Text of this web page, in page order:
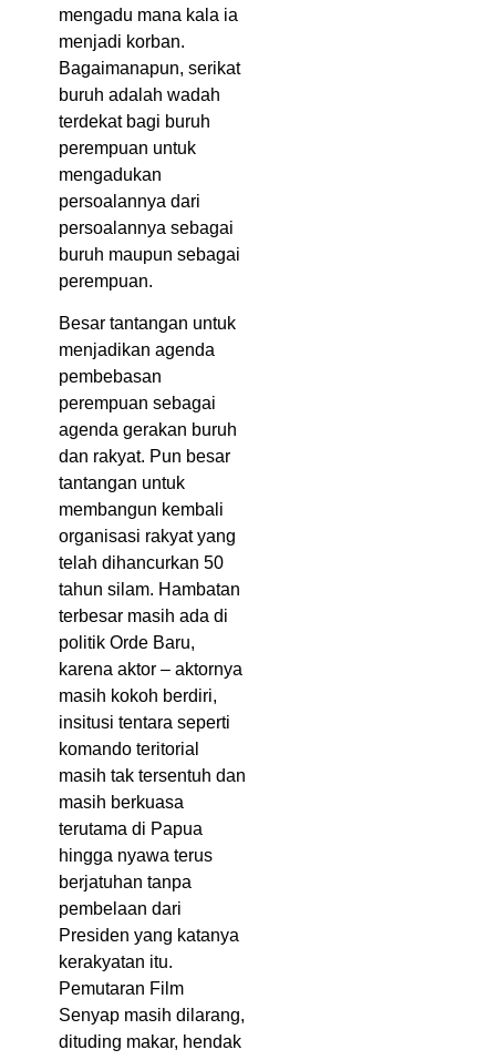
mengadu mana kala ia
menjadi korban.
Bagaimanapun, serikat
buruh adalah wadah
terdekat bagi buruh
perempuan untuk
mengadukan
persoalannya dari
persoalannya sebagai
buruh maupun sebagai
perempuan.
Besar tantangan untuk
menjadikan agenda
pembebasan
perempuan sebagai
agenda gerakan buruh
dan rakyat. Pun besar
tantangan untuk
membangun kembali
organisasi rakyat yang
telah dihancurkan 50
tahun silam. Hambatan
terbesar masih ada di
politik Orde Baru,
karena aktor – aktornya
masih kokoh berdiri,
insitusi tentara seperti
komando teritorial
masih tak tersentuh dan
masih berkuasa
terutama di Papua
hingga nyawa terus
berjatuhan tanpa
pembelaan dari
Presiden yang katanya
kerakyatan itu.
Pemutaran Film
Senyap masih dilarang,
dituding makar, hendak